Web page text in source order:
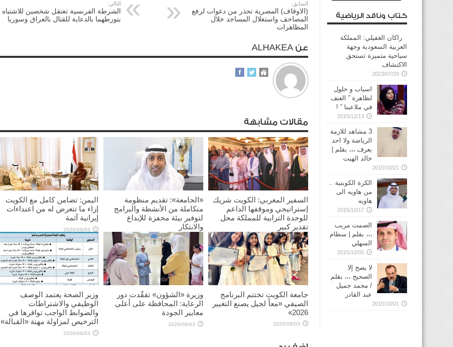
السابق:
(الاوقاف) المصرية تحذر من دعوات لرفع
المصاحف واستغلال المساجد خلال
المظاهرات
التالي:
الشرطة الفرنسية تعتقل شخصين للاشتباه
بتورطهما بالدعاية للقتال بالعراق وسوريا
عن ALHAKEA
مقالات مشابهة
السفير المغربي: الكويت شريك
إستراتيجي وموقفها الداعم
للوحدة الترابية للمملكة محل
تقدير كبير
2026/08/03
«الجامعة»: تقديم منظومة
متكاملة من الأنشطة والبرامج
لتوفير بيئة محفزة للإبداع
والابتكار
2026/08/03
اليمن: تضامن كامل مع الكويت
إزاء ما تتعرض له من اعتداءات
إيرانية آثمة
2026/08/03
جامعة الكويت تختتم البرنامج
الصيفي «معاً لجيل يصنع التغيير
2026»
2026/08/03
وزيرة «الشؤون» تفقّدت دور
الرعاية: المحافظة على أعلى
معايير الجودة
2026/08/03
وزير الصحة يعتمد الوصف
الوظيفي والاشتراطات
والضوابط الواجب توافرها في
الترخيص لمزاولة مهنة «القبالة»
2026/08/03
كتاب وناقد الرياضية
راكان الغفيلي: المملكة
العربية السعودية وجهة
سياحية متميزة تستحق
الاكتشاف
2023/07/29
اسباب و حلول
لظاهرة ” العنف
في ملاعبنا ” !
2015/12/13
3 مشاهد للازمة
الرياضة ولا احد
يعرف ،،، بقلم |
خالد الهيت
2015/10/21
الكرة الكويتية ..
من هاويه الى
هاويه
2015/10/17
الصمت مريب
،،، بقلم | سطام
السهلي
2015/10/05
لا يصح إلا
الصحيح ،،، بقلم
/ محمد جميل
عبد القادر
2015/10/01